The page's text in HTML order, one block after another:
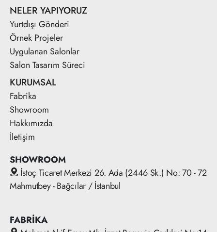
NELER YAPIYORUZ
Yurtdışı Gönderi
Örnek Projeler
Uygulanan Salonlar
Salon Tasarım Süreci
KURUMSAL
Fabrika
Showroom
Hakkımızda
İletişim
SHOWROOM
İstoç Ticaret Merkezi 26. Ada (2446 Sk.) No: 70 - 72
Mahmutbey - Bağcılar / İstanbul
FABRİKA